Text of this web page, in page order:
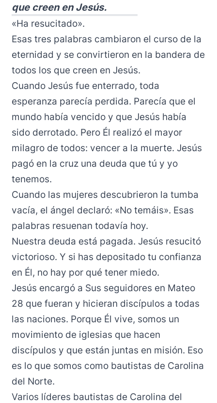
que creen en Jesús.
«Ha resucitado».
Esas tres palabras cambiaron el curso de la
eternidad y se convirtieron en la bandera de
todos los que creen en Jesús.
Cuando Jesús fue enterrado, toda
esperanza parecía perdida. Parecía que el
mundo había vencido y que Jesús había
sido derrotado. Pero Él realizó el mayor
milagro de todos: vencer a la muerte. Jesús
pagó en la cruz una deuda que tú y yo
tenemos.
Cuando las mujeres descubrieron la tumba
vacía, el ángel declaró: «No temáis». Esas
palabras resuenan todavía hoy.
Nuestra deuda está pagada. Jesús resucitó
victorioso. Y si has depositado tu confianza
en Él, no hay por qué tener miedo.
Jesús encargó a Sus seguidores en Mateo
28 que fueran y hicieran discípulos a todas
las naciones. Porque Él vive, somos un
movimiento de iglesias que hacen
discípulos y que están juntas en misión. Eso
es lo que somos como bautistas de Carolina
del Norte.
Varios líderes bautistas de Carolina del